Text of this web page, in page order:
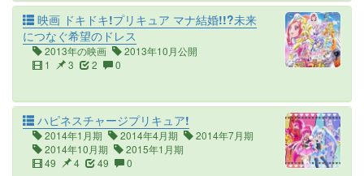
映画 ドキドキ!プリキュア マナ結婚!!?未来
につなぐ希望のドレス
2013年の映画
2013年10月公開
1
3 2 0
ハピネスチャージプリキュア!
2014年1月期 2014年4月期
2014年7月期
2014年10月期
2015年1月期
49
4 49 0